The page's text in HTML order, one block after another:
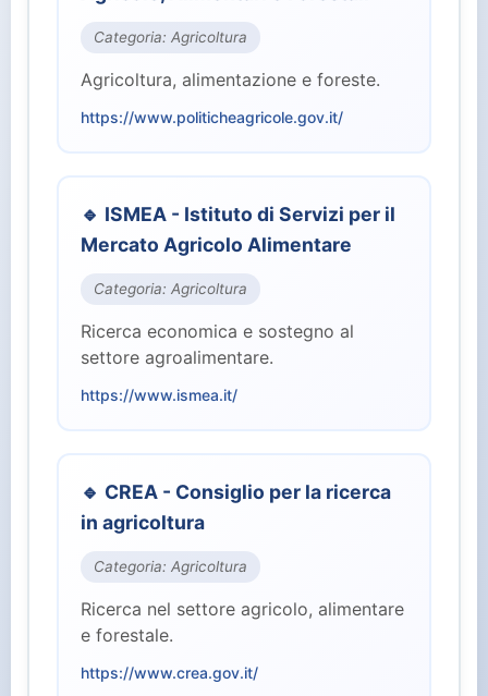
💻 Digitale e Innovazione (4)
🏙️ Enti Territoriali (2)
⚖️ Giustizia (2)
🏭 Industria e Lavoro (8)
🏛️ Istituzioni Centrali (10)
🎓 Istruzione e Ricerca (7)
🏥 Salute (4)
Categoria: Agricoltura
Agricoltura, alimentazione e foreste.
https://www.politicheagricole.gov.it/
🔹 ISMEA - Istituto di Servizi per il
Mercato Agricolo Alimentare
Categoria: Agricoltura
Ricerca economica e sostegno al
settore agroalimentare.
https://www.ismea.it/
🔹 CREA - Consiglio per la ricerca
in agricoltura
Categoria: Agricoltura
Ricerca nel settore agricolo, alimentare
e forestale.
https://www.crea.gov.it/